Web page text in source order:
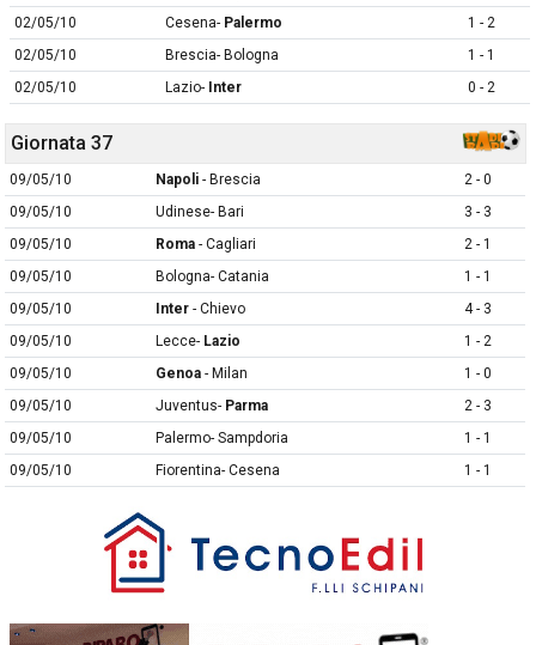
02/05/10
Cesena- Palermo
1 - 2
02/05/10
Brescia- Bologna
1 - 1
02/05/10
Lazio- Inter 0 - 2
Giornata 37
09/05/10 Napoli - Brescia
2 - 0
09/05/10
Udinese- Bari
3 - 3
09/05/10
Roma - Cagliari
2 - 1
09/05/10
Bologna- Catania
1 - 1
09/05/10
Inter - Chievo
4 - 3
09/05/10
Lecce- Lazio
1 - 2
09/05/10
Genoa - Milan
1 - 0
09/05/10
Juventus- Parma
2 - 3
09/05/10
Palermo- Sampdoria
1 - 1
09/05/10
Fiorentina- Cesena 1 - 1